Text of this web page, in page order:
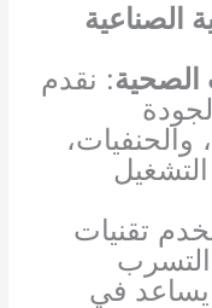
الصحية: نقدم
تقنيات
التسرب
يساعد في